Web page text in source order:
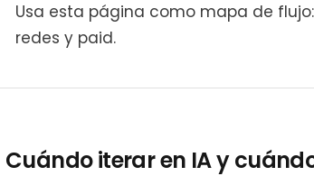
Usa esta página como mapa de
redes y paid.
Cuándo iterar en IA y